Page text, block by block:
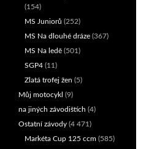
(154)
MS Juniorů (252)
MS Na dlouhé dráze (367)
MS Na ledě (501)
SGP4 (11)
Zlatá trofej žen (5)
Můj motocykl (9)
na jiných závodištích (4)
Ostatní závody (4 471)
Markéta Cup 125 ccm (585)